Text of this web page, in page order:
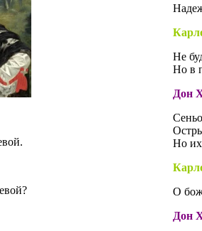
Не
Но в
Дон
Но их
О
Дон